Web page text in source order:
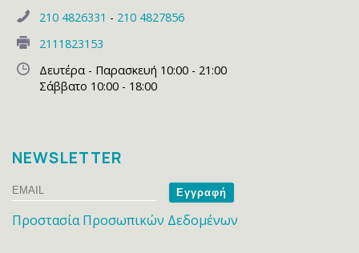
210 4826331 - 210 4827856
2111823153
Δευτέρα - Παρασκευή 10:00 - 21:00
Σάββατο 10:00 - 18:00
NEWSLETTER
Email
Name
Προστασία Προσωπικών Δεδομένων